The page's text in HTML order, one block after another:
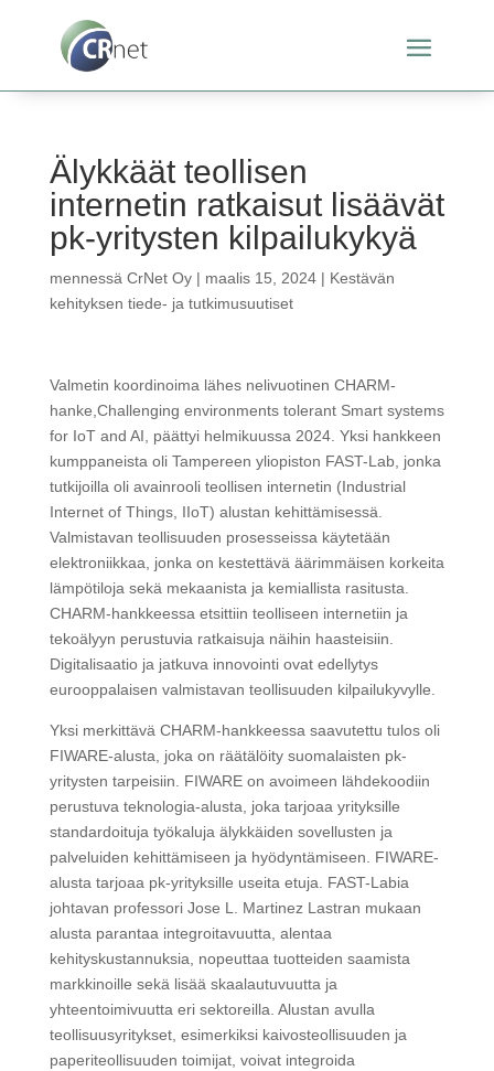
Älykkäät teollisen
internetin ratkaisut lisäävät
pk-yritysten kilpailukykyä
mennessä CrNet Oy| maalis 15, 2024| Kestävän
kehityksen tiede- ja tutkimusuutiset
Valmetin koordinoima lähes nelivuotinen CHARM-
hanke,Challenging environments tolerant Smart systems
for IoT and AI, päättyi helmikuussa 2024. Yksi hankkeen
kumppaneista oli Tampereen yliopiston FAST-Lab, jonka
tutkijoilla oli avainrooli teollisen internetin (Industrial
Internet of Things, IIoT) alustan kehittämisessä.
Valmistavan teollisuuden prosesseissa käytetään
elektroniikkaa, jonka on kestettävä äärimmäisen korkeita
lämpötiloja sekä mekaanista ja kemiallista rasitusta.
CHARM-hankkeessa etsittiin teolliseen internetiin ja
tekoälyyn perustuvia ratkaisuja näihin haasteisiin.
Digitalisaatio ja jatkuva innovointi ovat edellytys
eurooppalaisen valmistavan teollisuuden kilpailukyvylle.
Yksi merkittävä CHARM-hankkeessa saavutettu tulos oli
FIWARE-alusta, joka on räätälöity suomalaisten pk-
yritysten tarpeisiin. FIWARE on avoimeen lähdekoodiin
perustuva teknologia-alusta, joka tarjoaa yrityksille
standardoituja työkaluja älykkäiden sovellusten ja
palveluiden kehittämiseen ja hyödyntämiseen. FIWARE-
alusta tarjoaa pk-yrityksille useita etuja. FAST-Labia
johtavan professori Jose L. Martinez Lastran mukaan
alusta parantaa integroitavuutta, alentaa
kehityskustannuksia, nopeuttaa tuotteiden saamista
markkinoille sekä lisää skaalautuvuutta ja
yhteentoimivuutta eri sektoreilla. Alustan avulla
teollisuusyritykset, esimerkiksi kaivosteollisuuden ja
paperiteollisuuden toimijat, voivat integroida